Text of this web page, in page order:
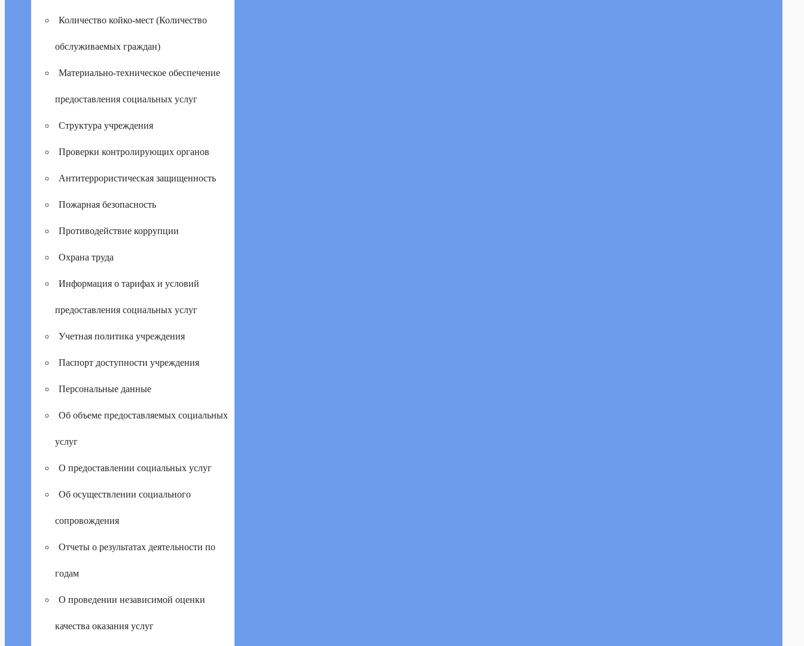
Количество койко-мест (Количество
обслуживаемых граждан)
Материально-техническое обеспечение
предоставления социальных услуг
Структура учреждения
Проверки контролирующих органов
Антитеррористическая защищенность
Пожарная безопасность
Противодействие коррупции
Охрана труда
Информация о тарифах и условий
предоставления социальных услуг
Учетная политика учреждения
Паспорт доступности учреждения
Персональные данные
Об объеме предоставляемых социальных
услуг
О предоставлении социальных услуг
Об осуществлении социального
сопровождения
Отчеты о результатах деятельности по
годам
О проведении независимой оценки
качества оказания услуг